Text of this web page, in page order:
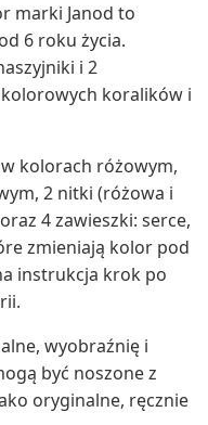
marki Janod to
6 roku życia.
i 2
koralików i
kolorach różowym,
2 nitki (różowa i
4 zawieszki: serce,
zmieniają kolor pod
instrukcja krok po
wyobraźnię i
być noszone z
oryginalne, ręcznie